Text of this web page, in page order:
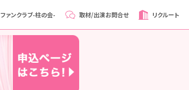
ファンクラブ-柱の会- 取材/出演お問合せ リクルート